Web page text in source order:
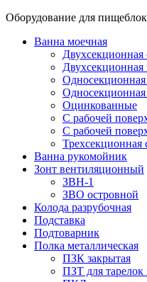
Оборудование для
Ванна моечная
Двухсекционная
Двухсекционная
Односекционная
Односекционная
Оцинкованные
С рабочей
С рабочей
Трехсекционная
Ванна рукомойник
Зонт вентиляционный
ЗВН-1
ЗВО островной
Колода разрубочная
Подставка
Подтоварник
Полка металлическая
ПЗК закрытая
ПЗТ для тарелок